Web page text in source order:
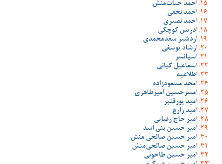
احمد حیات‌منش
احمد نخعی
احمد نصیری
ادریس کوچکی
اردشیر سعدمحمدی
ارشاد یوسفی
اسپانسر
اسماعیل کیانی
اطلاعیه
امجد مسعودزاده
امسرحسین امیرطاهری
امید پورقنبر
امید زارع
امیر حاج رضایی
امیر حسین بنی اسد
امیر حسین صالحی منش
امیر حسین صالحی‌منش
امیر حسین طاحونی